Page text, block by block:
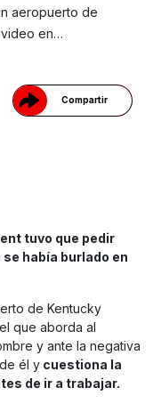
Compartir
Gracias!
aeropuerto de
video en…
tuvo que pedir
había burlado en
de Kentucky
que aborda al
y ante la negativa
él y cuestiona la
de ir a trabajar.